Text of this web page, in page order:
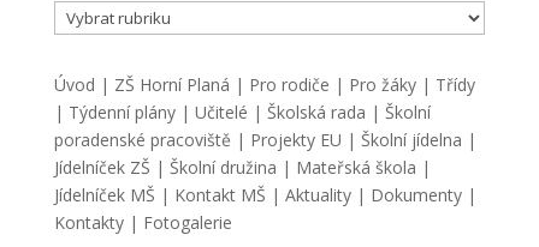
Rubriky
Úvod | ZŠ Horní Planá | Pro rodiče | Pro žáky| Třídy
| Týdenní plány| Učitelé | Školská rada | Školní
poradenské pracoviště | Projekty EU | Školní jídelna |
Jídelníček ZŠ | Školní družina | Mateřská škola |
Jídelníček MŠ | Kontakt MŠ | Aktuality| Dokumenty|
Kontakty| Fotogalerie